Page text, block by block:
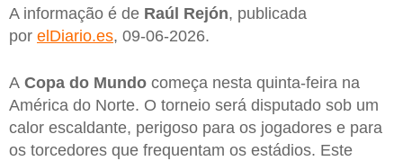
A informação é de Raúl Rejón, publicada
por elDiario.es, 09-06-2026.
A Copa do Mundo começa nesta quinta-feira na
América do Norte. O torneio será disputado sob um
calor escaldante, perigoso para os jogadores e para
os torcedores que frequentam os estádios. Este